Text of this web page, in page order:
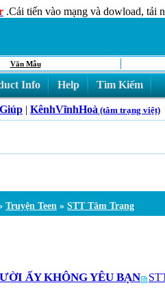
.Cải tiến vào mạng và dowload, tải
Văn Mẫu
Info Help Tìm Kiếm
| KênhVĩnhHoà (tâm trạng việt)
Truyện Teen » STT Tâm Trạng
ẤY KHÔNG YÊU BẠN